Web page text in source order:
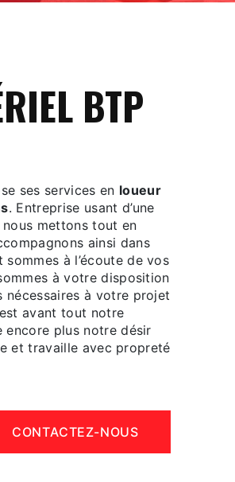
ses services en loueur
. Entreprise usant d’une
mettons tout en
ainsi dans
sommes à l’écoute de vos
à votre disposition
nécessaires à votre projet
avant tout notre
plus notre désir
et travaille avec propreté
CONTACTEZ-NOUS